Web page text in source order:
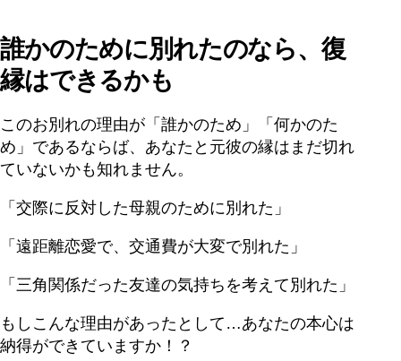
誰かのために別れたのなら、復
縁はできるかも
このお別れの理由が「誰かのため」「何かのた
め」であるならば、あなたと元彼の縁はまだ切れ
ていないかも知れません。
「交際に反対した母親のために別れた」
「遠距離恋愛で、交通費が大変で別れた」
「三角関係だった友達の気持ちを考えて別れた」
もしこんな理由があったとして…あなたの本心は
納得ができていますか！？